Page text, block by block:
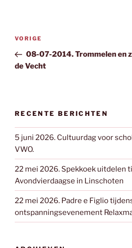
Bericht
Vorig
bericht
VORIGE
08-07-2014. Trommelen en
de Vecht
RECENTE BERICHTEN
5 juni 2026. Cultuurdag voor
VWO.
22 mei 2026. Spekkoek uitdelen
Avondvierdaagse in Linschoten
22 mei 2026. Padre e Figlio
ontspanningsevenement